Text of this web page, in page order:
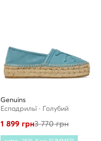
Genuins
Еспадрильї · Голубий
1 899 грн3 770грн